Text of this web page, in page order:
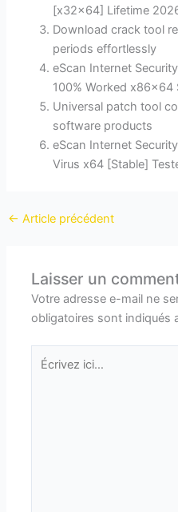
[x32x64] Lifetime
Download crack tool
periods effortlessly
eScan Internet
100% Worked x86x64
Universal patch tool
software products
eScan Internet
Virus x64 [Stable]
← Article précédent
Laisser un
Votre adresse e-mail ne
obligatoires sont indiqués
Écrivez
ici…